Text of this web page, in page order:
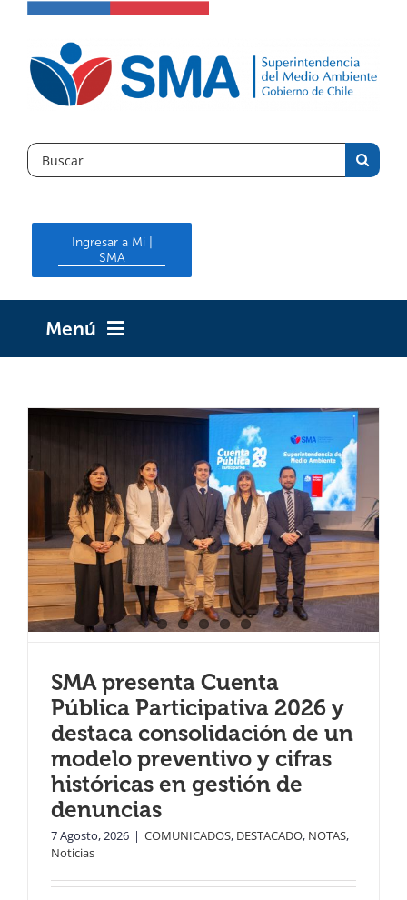
content
Search
for:
Ingresar a Mi |
SMA
Menú
OFICINAS REGIONALES
DOCUMENTOS
SALA DE PRENSA
PREGUNTAS FRECUENTES
CONTACTO
SMA presenta Cuenta
Pública Participativa 2026 y
destaca consolidación de un
modelo preventivo y cifras
históricas en gestión de
denuncias
7 Agosto, 2026 | COMUNICADOS, DESTACADO, NOTAS,
Noticias